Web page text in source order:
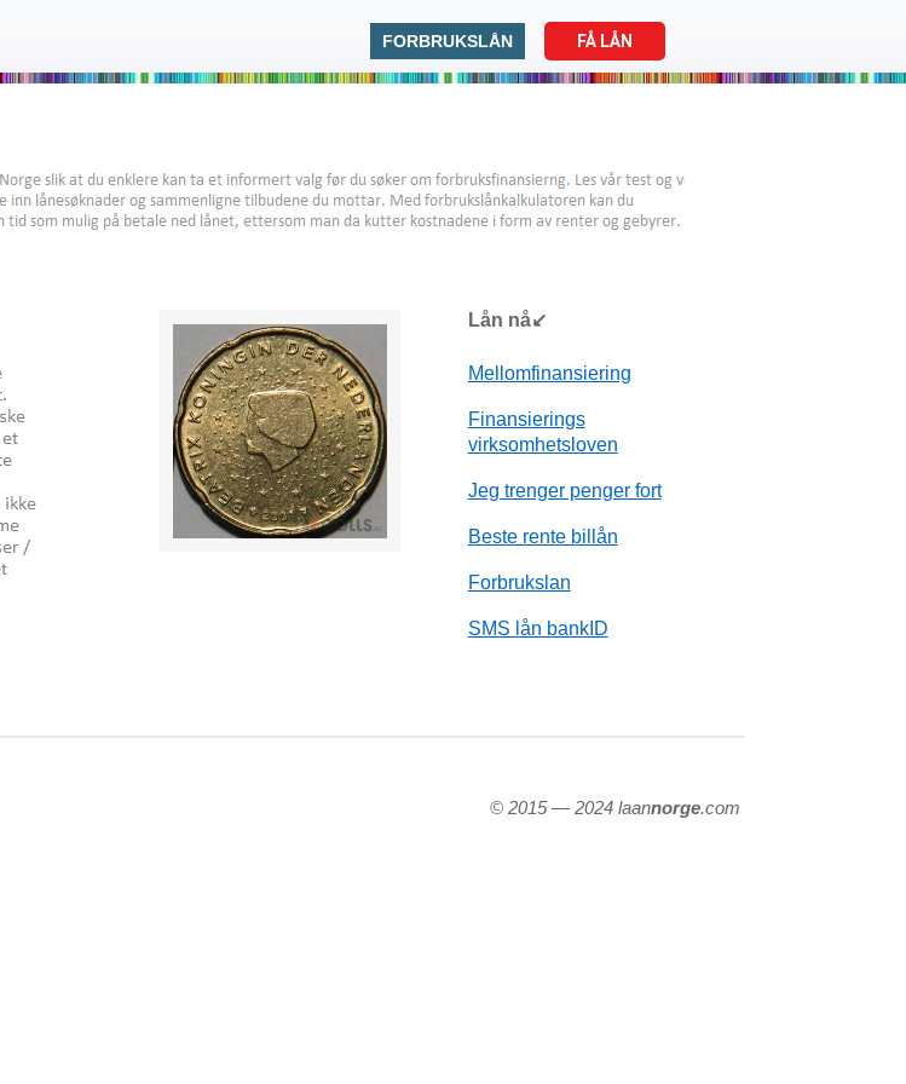
FORBRUKSLÅN FÅ LÅN
Lån nå↙
Mellomfinansiering
Finansierings
virksomhetsloven
Jeg trenger penger fort
Beste rente billån
Forbrukslan
SMS lån bankID
© 2015 — 2024 laannorge.com